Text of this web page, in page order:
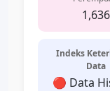
1,636
Indeks
Data
🔴 Data